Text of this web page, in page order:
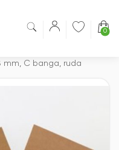
0
mm, C banga, ruda